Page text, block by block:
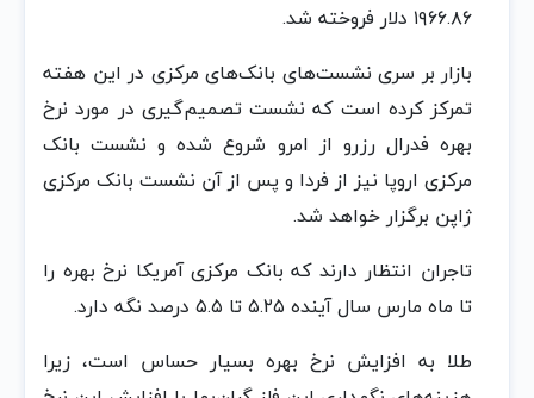
۱۹۶۶.۸۶ دلار فروخته شد.
بازار بر سری نشست‌های بانک‌های مرکزی در این هفته
تمرکز کرده است که نشست تصمیم‌گیری در مورد نرخ
بهره فدرال رزرو از امرو شروع شده و نشست بانک
مرکزی اروپا نیز از فردا و پس از آن نشست بانک مرکزی
ژاپن برگزار خواهد شد.
تاجران انتظار دارند که بانک مرکزی آمریکا نرخ بهره را
تا ماه مارس سال آینده ۵.۲۵ تا ۵.۵ درصد نگه دارد.
طلا به افزایش نرخ بهره بسیار حساس است، زیرا